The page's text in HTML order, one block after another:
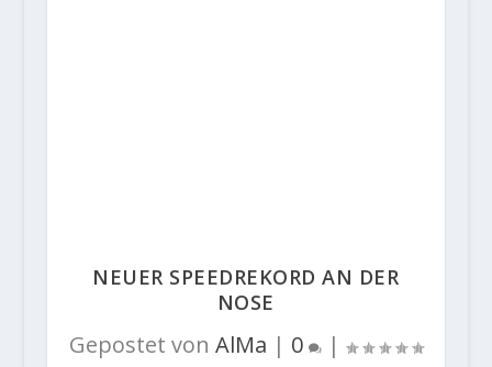
NEUER SPEEDREKORD AN DER
NOSE
Gepostet von AlMa | 0 |